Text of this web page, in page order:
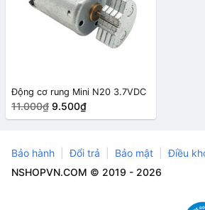
Động cơ rung Mini N20 3.7VDC
11.000₫ 9.500₫
Bảo hành Đổi trả Bảo mật
Điều
NSHOPVN.COM © 2019 - 2026